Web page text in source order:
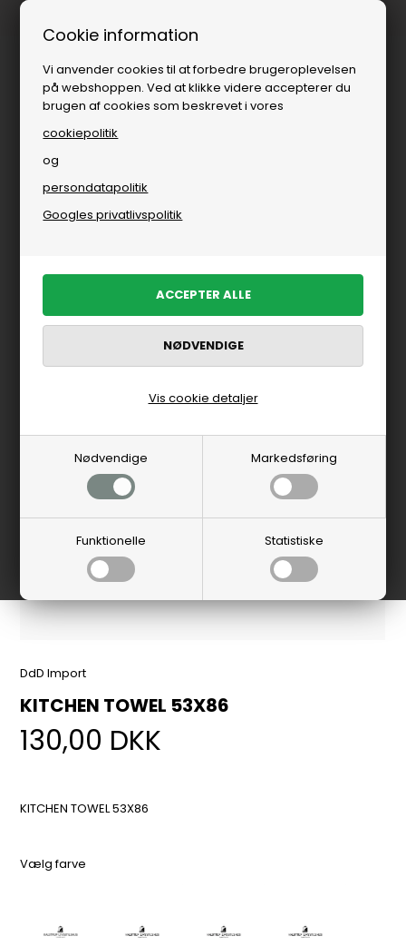
Cookie information
Vi anvender cookies til at forbedre brugeroplevelsen
på webshoppen. Ved at klikke videre accepterer du
brugen af cookies som beskrevet i vores
cookiepolitik
og
persondatapolitik
Googles privatlivspolitik
Nødvendige Markedsføring
Funktionelle Statistiske
Vis cookie detaljer
DdD Import
KITCHEN TOWEL 53X86
130,00 DKK
KITCHEN TOWEL 53X86
Vælg farve